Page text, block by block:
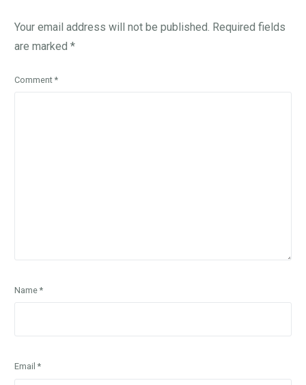
Your email address will not be published. Required fields
are marked*
Comment*
Name*
Email*